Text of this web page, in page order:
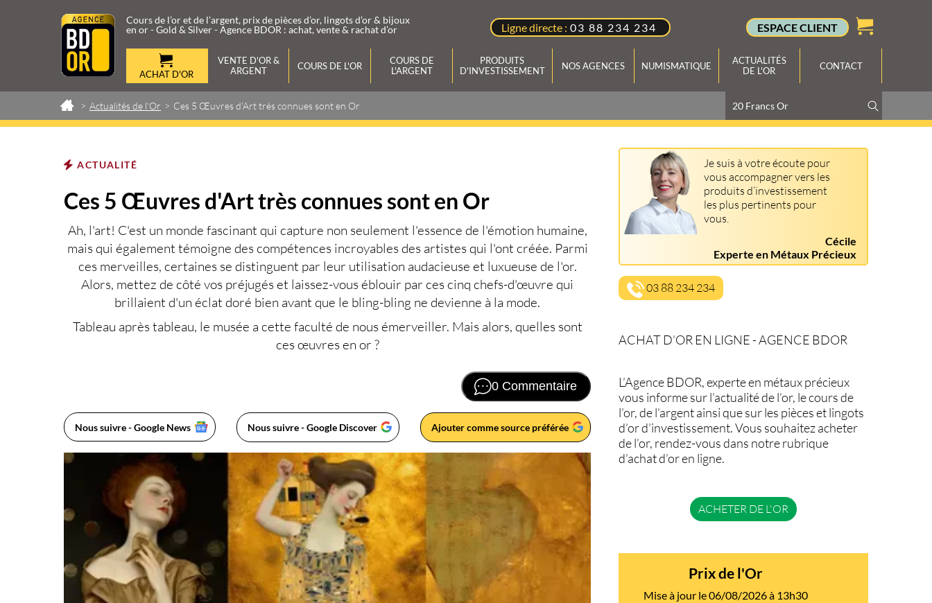
Cours de l’or et de l’argent, prix de pièces d’or, lingots d’or & bijoux
en or - Gold & Silver - Agence BDOR : achat, vente & rachat d’or
Ligne directe : 03 88 234 234 ESPACE CLIENT
ACHAT D'OR
VENTE D'OR &
ARGENT
COURS DE L'OR
COURS DE
L'ARGENT
PRODUITS
D'INVESTISSEMENT
NOS AGENCES NUMISMATIQUE
ACTUALITÉS
DE L'OR
CONTACT
Rachat d'Or et d'Argent
Rachat Diamant
transparence. Notre expertise est offerte
et sans engagement.
Les produits d'investissement Or et
Argent
Cours et Prix Lingots d'Argent
Cours et Prix Pièces d'Argent
Un Expert vous conseille
> Actualités de l'Or > Ces 5 Œuvres d'Art très connues sont en Or
ACTUALITÉ
Ces 5 Œuvres d'Art très connues sont en Or
Ah, l'art! C'est un monde fascinant qui capture non seulement l'essence de l'émotion humaine,
mais qui également témoigne des compétences incroyables des artistes qui l'ont créée. Parmi
ces merveilles, certaines se distinguent par leur utilisation audacieuse et luxueuse de l'or.
Alors, mettez de côté vos préjugés et laissez-vous éblouir par ces cinq chefs-d'œuvre qui
brillaient d'un éclat doré bien avant que le bling-bling ne devienne à la mode.
Tableau après tableau, le musée a cette faculté de nous émerveiller. Mais alors, quelles sont
ces œuvres en or ?
0 Commentaire
Nous suivre - Google News Nous suivre - Google Discover Ajouter comme source préférée
Je suis à votre écoute pour
vous accompagner vers les
produits d’investissement
les plus pertinents pour
vous.
Cécile
Experte en Métaux Précieux
03 88 234 234
ACHAT D’OR EN LIGNE - AGENCE BDOR
L’Agence BDOR, experte en métaux précieux
vous informe sur l’actualité de l’or, le cours de
l’or, de l’argent ainsi que sur les pièces et lingots
d’or d’investissement. Vous souhaitez acheter
de l’or, rendez-vous dans notre rubrique
d’achat d’or en ligne.
ACHETER DE L'OR
Prix de l'Or
Mise à jour le 06/08/2026 à 13h30